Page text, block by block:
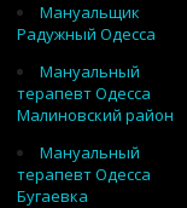
Мануальщик
Радужный Одесса
Мануальный
терапевт Одесса
Малиновский район
Мануальный
терапевт Одесса
Бугаевка